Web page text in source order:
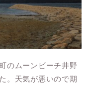
のムーンビーチ井野
。天気が悪いので期